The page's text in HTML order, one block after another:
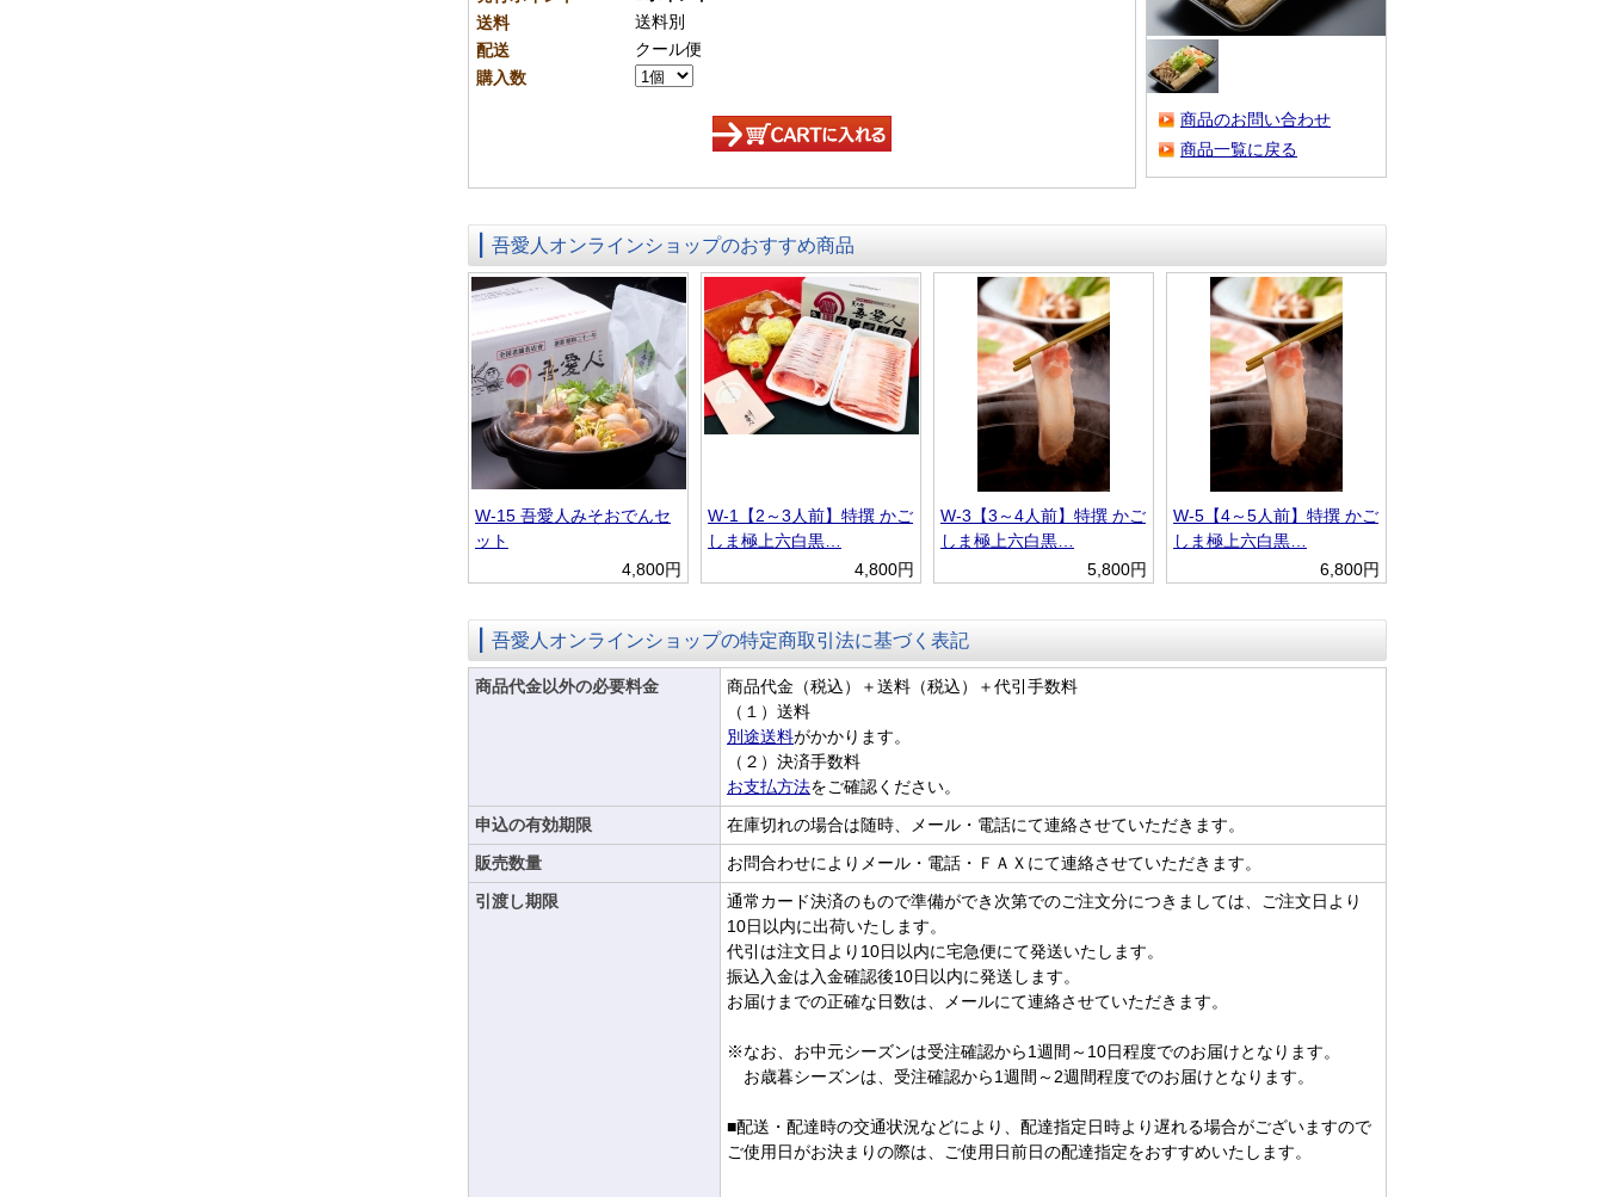
送料
送料別
配送
クール便
購入数
商品のお問い合わせ
商品一覧に戻る
吾愛人オンラインショップのおすすめ商品
W-15 吾愛人みそおでんセ
ット
4,800円
W-1【2～3人前】特撰 かご
しま極上六白黒…
4,800円
W-3【3～4人前】特撰 かご
しま極上六白黒…
5,800円
W-5【4～5人前】特撰 かご
しま極上六白黒…
6,800円
吾愛人オンラインショップの特定商取引法に基づく表記
商品代金以外の必要料金
商品代金（税込）＋送料（税込）＋代引手数料
（１）送料
別途送料がかかります。
（２）決済手数料
お支払方法をご確認ください。
申込の有効期限
在庫切れの場合は随時、メール・電話にて連絡させていただきます。
販売数量
お問合わせによりメール・電話・ＦＡＸにて連絡させていただきます。
引渡し期限
通常カード決済のもので準備ができ次第でのご注文分につきましては、ご注文日より
10日以内に出荷いたします。
代引は注文日より10日以内に宅急便にて発送いたします。
振込入金は入金確認後10日以内に発送します。
お届けまでの正確な日数は、メールにて連絡させていただきます。
※なお、お中元シーズンは受注確認から1週間～10日程度でのお届けとなります。
お歳暮シーズンは、受注確認から1週間～2週間程度でのお届けとなります。
■配送・配達時の交通状況などにより、配達指定日時より遅れる場合がございますので
ご使用日がお決まりの際は、ご使用日前日の配達指定をおすすめいたします。